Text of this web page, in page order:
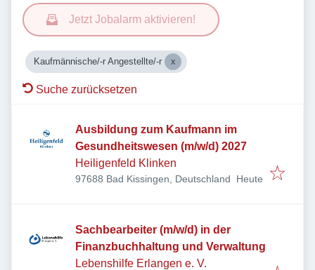
Jetzt Jobalarm aktivieren!
Kaufmännische/-r Angestellte/-r
Suche zurücksetzen
Ausbildung zum Kaufmann im
Gesundheitswesen (m/w/d) 2027
Heiligenfeld Klinken
97688 Bad Kissingen, Deutschland Veröffentlicht
Heute
Sachbearbeiter (m/w/d) in der
Finanzbuchhaltung und Verwaltung
Lebenshilfe Erlangen e. V.